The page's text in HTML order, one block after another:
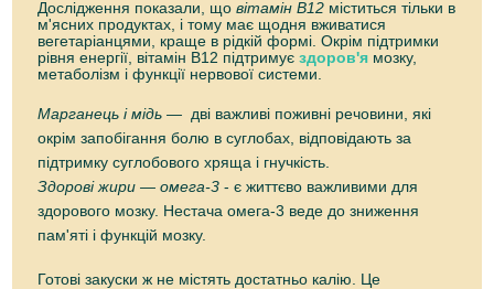
Дослідження показали, що вітамін В12 міститься тільки в
м'ясних продуктах, і тому має щодня вживатися
вегетаріанцями, краще в рідкій формі. Окрім підтримки
рівня енергії, вітамін В12 підтримуєздоров'я мозку,
метаболізм і функції нервової системи.
Марганець і мідь — дві важливі поживні речовини, які
окрім запобігання болю в суглобах, відповідають за
підтримку суглобового хряща і гнучкість.
Здорові жири — омега-3 - є життєво важливими для
здорового мозку. Нестача омега-3 веде до зниження
пам'яті і функцій мозку.
Готові закуски ж не містять достатньо калію. Це